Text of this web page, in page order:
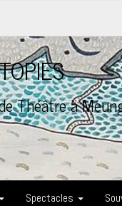
Théâtre à
Spectacles